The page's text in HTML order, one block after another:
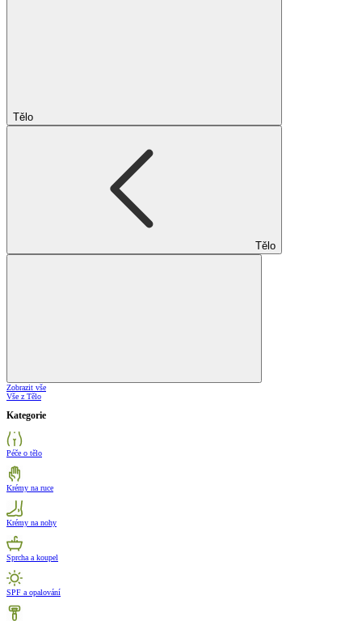
Tělo
Tělo
Zobrazit vše
Vše z Tělo
Kategorie
Péče o tělo
Krémy na ruce
Krémy na nohy
Sprcha a koupel
SPF a opalování